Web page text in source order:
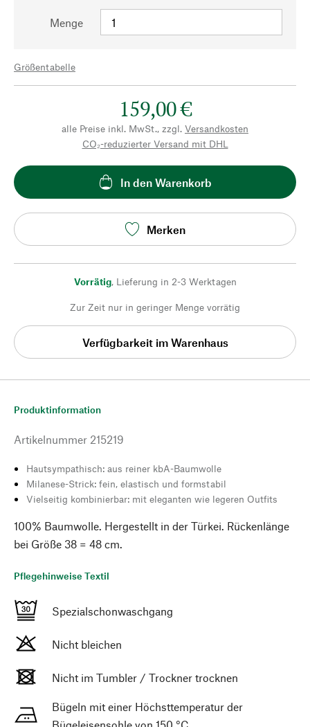
Menge
Größentabelle
159,00 €
alle Preise inkl. MwSt., zzgl. Versandkosten
CO₂-reduzierter Versand mit DHL
In den Warenkorb
Merken
Vorrätig, Lieferung in 2-3 Werktagen
Zur Zeit nur in geringer Menge vorrätig
Verfügbarkeit im Warenhaus
Produktinformation
Artikelnummer 215219
Hautsympathisch: aus reiner kbA-Baumwolle
Milanese-Strick: fein, elastisch und formstabil
Vielseitig kombinierbar: mit eleganten wie legeren Outfits
100% Baumwolle. Hergestellt in der Türkei. Rückenlänge
bei Größe 38 = 48 cm.
Pflegehinweise Textil
Spezialschonwaschgang
Nicht bleichen
Nicht im Tumbler / Trockner trocknen
Bügeln mit einer Höchsttemperatur der